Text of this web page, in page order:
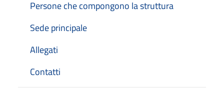
Persone che compongono la struttura
Sede principale
Allegati
Contatti